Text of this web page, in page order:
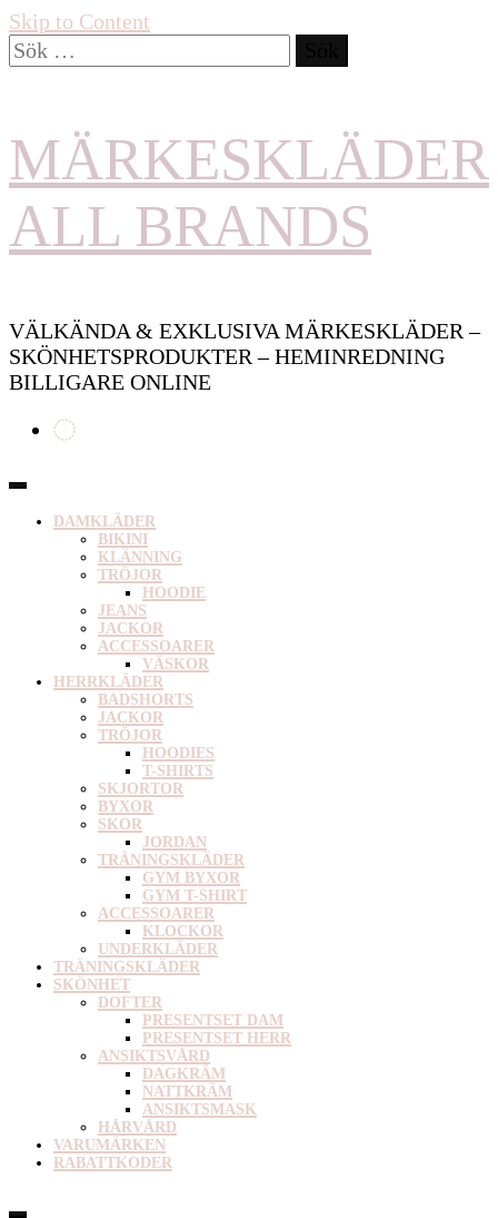
Skip to Content
Sök
efter:
MÄRKESKLÄDER
ALL BRANDS
VÄLKÄNDA & EXKLUSIVA MÄRKESKLÄDER –
SKÖNHETSPRODUKTER – HEMINREDNING
BILLIGARE ONLINE
DAMKLÄDER
BIKINI
KLÄNNING
TRÖJOR
HOODIE
JEANS
JACKOR
ACCESSOARER
VÄSKOR
HERRKLÄDER
BADSHORTS
JACKOR
TRÖJOR
HOODIES
T-SHIRTS
SKJORTOR
BYXOR
SKOR
JORDAN
TRÄNINGSKLÄDER
GYM BYXOR
GYM T-SHIRT
ACCESSOARER
KLOCKOR
UNDERKLÄDER
TRÄNINGSKLÄDER
SKÖNHET
DOFTER
PRESENTSET DAM
PRESENTSET HERR
ANSIKTSVÅRD
DAGKRÄM
NATTKRÄM
ANSIKTSMASK
HÅRVÅRD
VARUMÄRKEN
RABATTKODER